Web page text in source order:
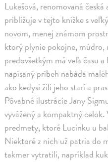
Lukešová, renomovaná
približuje v tejto knižke s
novom, menej známom
ktorý plynie pokojne, múdro,
predovšetkým má veľa času
napísaný príbeh nabáda
ako kedysi žili jeho starí a
Pôvabné ilustrácie Jany
vyvážený a kompaktný
predmety, ktoré Lucinku u
Niektoré z nich už patria do
takmer vytratili, napríklad